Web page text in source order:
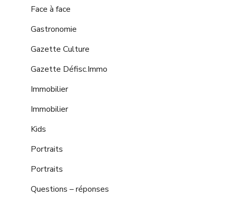
Face à face
Gastronomie
Gazette Culture
Gazette Défisc.Immo
Immobilier
Immobilier
Kids
Portraits
Portraits
Questions – réponses